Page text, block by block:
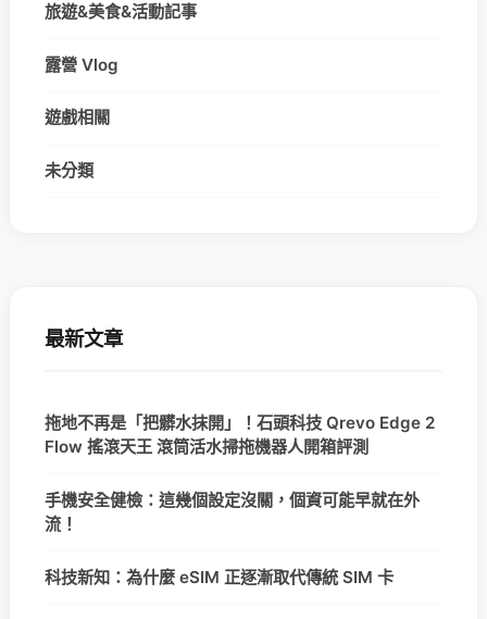
旅遊&美食&活動記事
露營 Vlog
遊戲相關
未分類
最新文章
拖地不再是「把髒水抹開」！石頭科技 Qrevo Edge 2
Flow 搖滾天王 滾筒活水掃拖機器人開箱評測
手機安全健檢：這幾個設定沒關，個資可能早就在外
流！
科技新知：為什麼 eSIM 正逐漸取代傳統 SIM 卡